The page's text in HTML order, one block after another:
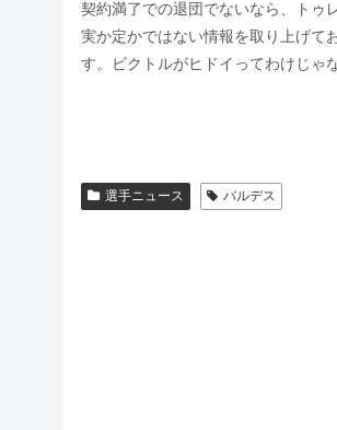
契約満了での退団でないなら、トゥ
実か定かではない情報を取り上げて
す。ビクトルがヒドイってわけじゃ
選手ニュース バルデス